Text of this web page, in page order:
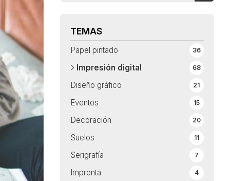
TEMAS
Papel pintado 36
Impresión digital 68
Diseño gráfico 21
Eventos 15
Decoración 20
Suelos 11
Serigrafía 7
Imprenta 4